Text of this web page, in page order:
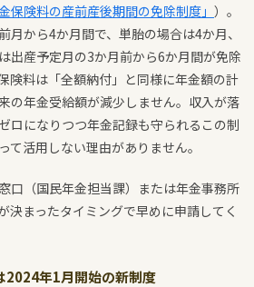
保険料の産前産後期間の免除制度」 ）。
月から4か月間で、単胎の場合は4か月、
出産予定月の3か月前から6か月間が免除
険料は「全額納付」と同様に年金額の計
の年金受給額が減少しません。収入が落
ロになりつつ年金記録も守られるこの制
て活用しない理由がありません。
口（国民年金担当課）または年金事務所
決まったタイミングで早めに申請してく
2024年1月開始の新制度